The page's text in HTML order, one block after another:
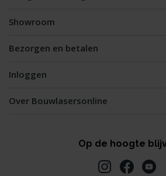
Showroom
Bezorgen en betalen
Inloggen
Over Bouwlasersonline
Op de hoogte